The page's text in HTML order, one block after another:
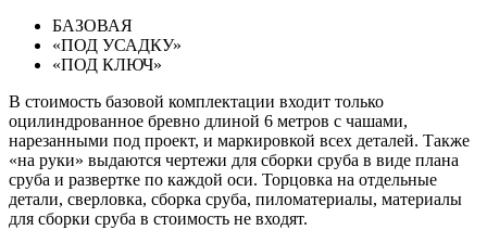
БАЗОВАЯ
«ПОД УСАДКУ»
«ПОД КЛЮЧ»
В стоимость базовой комплектации входит только
оцилиндрованное бревно длиной 6 метров с чашами,
нарезанными под проект, и маркировкой всех деталей. Также
«на руки» выдаются чертежи для сборки сруба в виде плана
сруба и развертке по каждой оси. Торцовка на отдельные
детали, сверловка, сборка сруба, пиломатериалы, материалы
для сборки сруба в стоимость не входят.